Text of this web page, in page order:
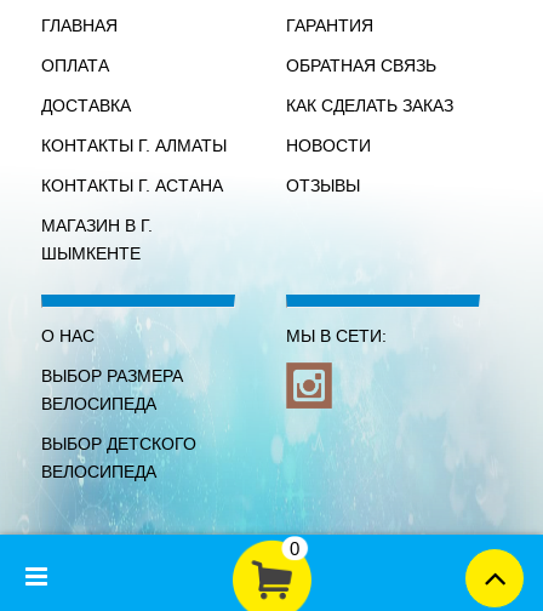
ГЛАВНАЯ
ОПЛАТА
ДОСТАВКА
КОНТАКТЫ Г. АЛМАТЫ
КОНТАКТЫ Г. АСТАНА
МАГАЗИН В Г.
ШЫМКЕНТЕ
ГАРАНТИЯ
ОБРАТНАЯ СВЯЗЬ
КАК СДЕЛАТЬ ЗАКАЗ
НОВОСТИ
ОТЗЫВЫ
О НАС
ВЫБОР РАЗМЕРА
ВЕЛОСИПЕДА
ВЫБОР ДЕТСКОГО
ВЕЛОСИПЕДА
МЫ В СЕТИ:
0